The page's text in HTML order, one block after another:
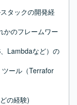
タックの開発経
かのフレームワー
Lambdaなど）の
ツール（Terrafor
の経験)